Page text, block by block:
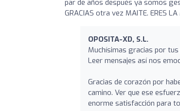
par de años después ya somos
GRACIAS otra vez MAITE. ERES LA
OPOSITA-XD, S.L.
Muchísimas gracias por
Leer mensajes así nos
Gracias de corazón por
camino. Ver que ese
enorme satisfacción para